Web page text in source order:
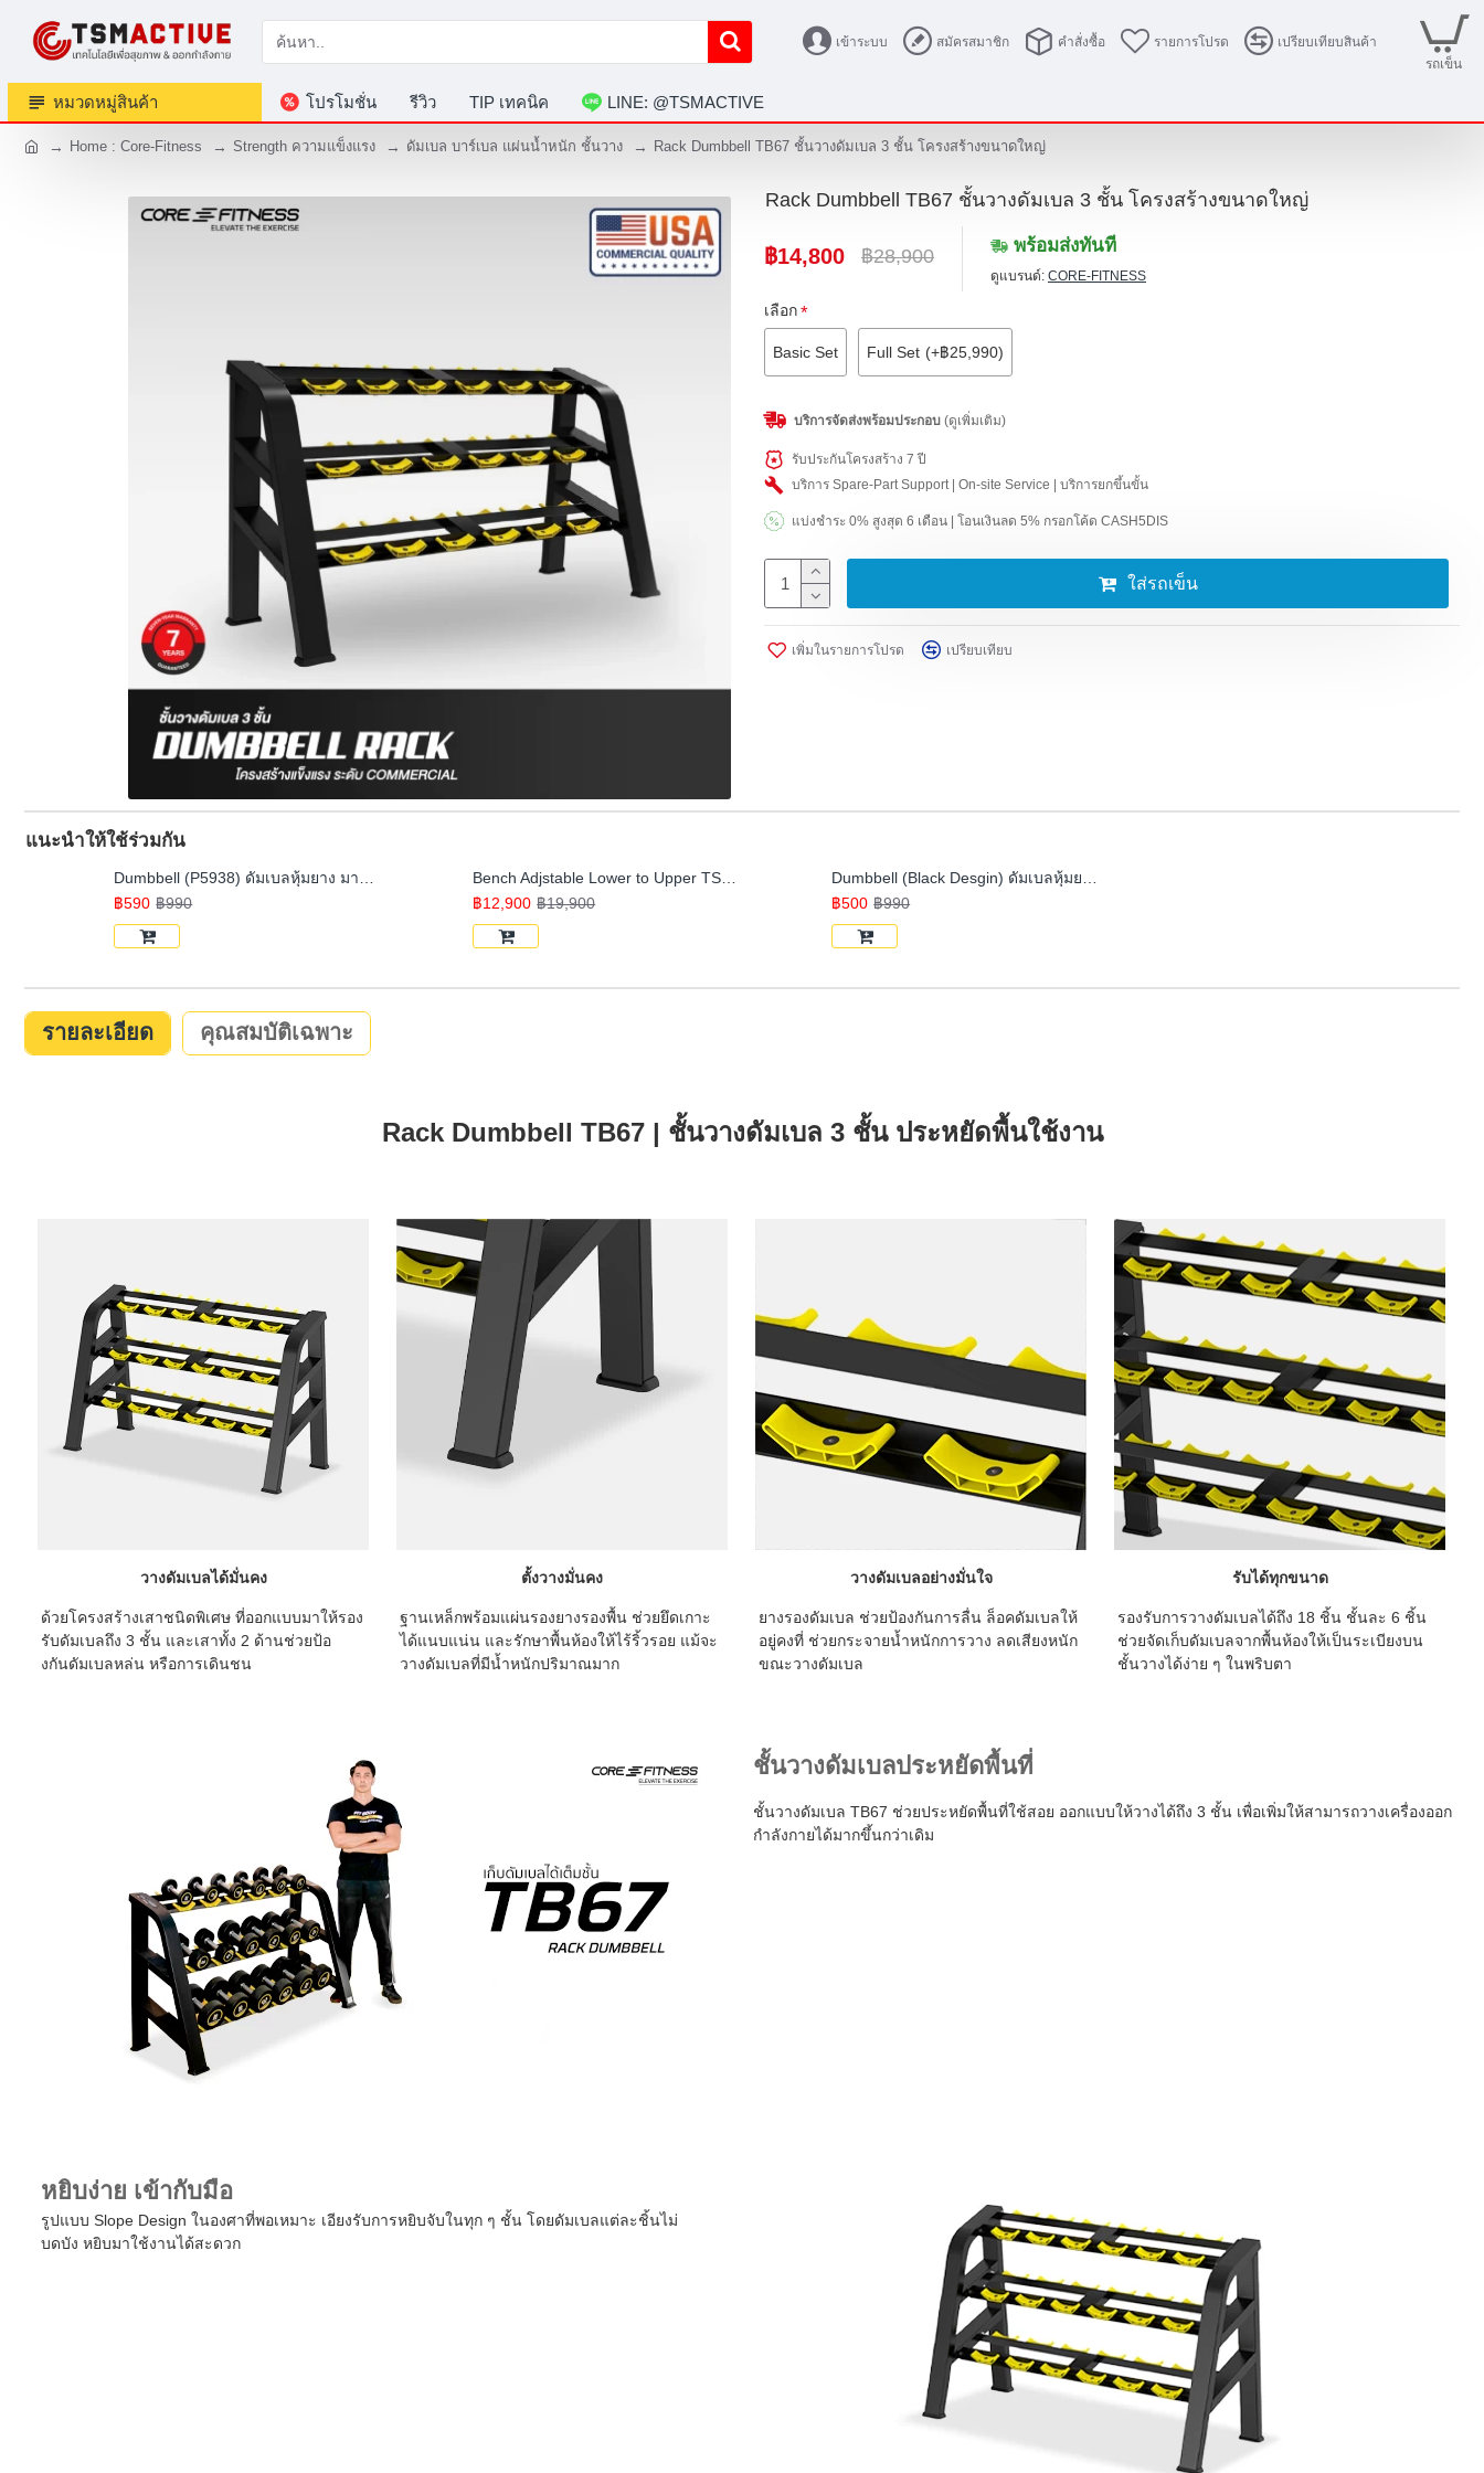
เข้าระบบ สมัครสมาชิก คำสั่งซื้อ รายการโปรด
เปรียบเทียบสินค้า
รถเข็น
หมวดหมู่สินค้า โปรโมชั่น รีวิว TIP เทคนิค LINE: @TSMACTIVE
Home : Core-Fitness Strength ความแข็งแรง ดัมเบล บาร์เบล แผ่นน้ำหนัก ชั้นวาง Rack Dumbbell TB67 ชั้นวางดัมเบล 3 ชั้น โครงสร้างขนาดใหญ่
Rack Dumbbell TB67 ชั้นวางดัมเบล 3 ชั้น โครงสร้างขนาดใหญ่
฿14,800 ฿28,900 พร้อมส่งทันที
ดูแบรนด์: CORE-FITNESS
เลือก
Basic Set Full Set (+฿25,990)
ใส่รถเข็น
เพิ่มในรายการโปรด เปรียบเทียบ
แบ่งชำระ 0% สูงสุด 6 เดือน | โอนเงินลด 5% กรอกโค้ด CASH5DIS
บริการจัดส่งพร้อมประกอบ (ดูเพิ่มเติม)
รับประกันโครงสร้าง 7 ปี
บริการ Spare-Part Support | On-site Service | บริการยกขึ้นขั้น
แนะนำให้ใช้ร่วมกัน
฿590 ฿990
฿12,900 ฿19,900
฿500 ฿990
รายละเอียด คุณสมบัติเฉพาะ
Rack Dumbbell TB67 | ชั้นวางดัมเบล 3 ชั้น ประหยัดพื้นใช้งาน
วางดัมเบลได้มั่นคง
ด้วยโครงสร้างเสาชนิดพิเศษ ที่ออกแบบมาให้รอง
รับดัมเบลถึง 3 ชั้น และเสาทั้ง 2 ด้านช่วยป้อ
งกันดัมเบลหล่น หรือการเดินชน
ตั้งวางมั่นคง
ฐานเหล็กพร้อมแผ่นรองยางรองพื้น ช่วยยึดเกาะ
ได้แนบแน่น และรักษาพื้นห้องให้ไร้ริ้วรอย แม้จะ
วางดัมเบลที่มีน้ำหนักปริมาณมาก
วางดัมเบลอย่างมั่นใจ
ยางรองดัมเบล ช่วยป้องกันการลื่น ล็อคดัมเบลให้
อยู่คงที่ ช่วยกระจายน้ำหนักการวาง ลดเสียงหนัก
ขณะวางดัมเบล
รับได้ทุกขนาด
รองรับการวางดัมเบลได้ถึง 18 ชิ้น ชั้นละ 6 ชิ้น
ช่วยจัดเก็บดัมเบลจากพื้นห้องให้เป็นระเบียงบน
ชั้นวางได้ง่าย ๆ ในพริบตา
ชั้นวางดัมเบลประหยัดพื้นที่
ชั้นวางดัมเบล TB67 ช่วยประหยัดพื้นที่ใช้สอย ออกแบบให้วางได้ถึง 3 ชั้น เพื่อเพิ่มให้สามารถวางเครื่องออก
กำลังกายได้มากขึ้นกว่าเดิม
หยิบง่าย เข้ากับมือ
รูปแบบ Slope Design ในองศาที่พอเหมาะ เอียงรับการหยิบจับในทุก ๆ ชั้น โดยดัมเบลแต่ละชิ้นไม่
บดบัง หยิบมาใช้งานได้สะดวก